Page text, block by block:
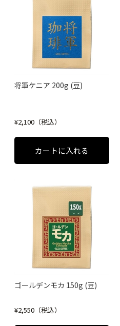
将軍ケニア 200g (豆)
¥2,100（税込）
ゴールデンモカ 150g (豆)
¥2,550（税込）